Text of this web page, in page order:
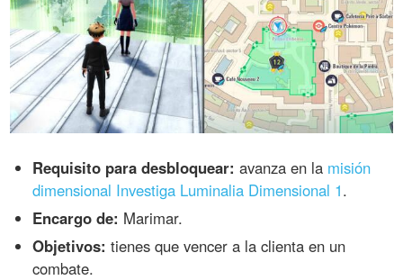
Requisito para desbloquear: avanza en la misión
dimensional Investiga Luminalia Dimensional 1.
Encargo de: Marimar.
Objetivos: tienes que vencer a la clienta en un
combate.